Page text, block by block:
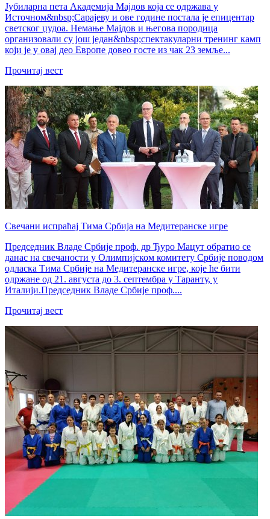
Јубиларна пета Академија Мајдов која се одржава у
Источном&nbsp;Сарајеву и ове године постала је епицентар
светског џудоа. Немање Мајдов и његова породица
организовали су још један&nbsp;спектакуларни тренинг камп
који је у овај део Европе довео госте из чак 23 земље...
Прочитај вест
Свечани испраћај Тима Србија на Медитеранске игре
Председник Владе Србије проф. др Ђуро Мацут обратио се
данас на свечаности у Олимпијском комитету Србије поводом
одласка Тима Србије на Медитеранске игре, које ће бити
одржане од 21. августа до 3. септембра у Таранту, у
Италији.Председник Владе Србије проф....
Прочитај вест